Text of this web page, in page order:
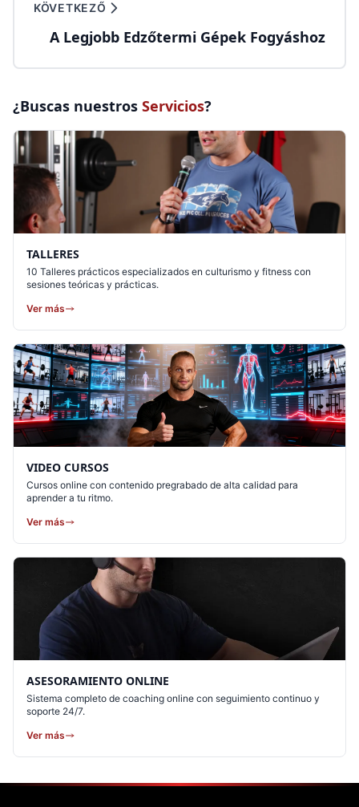
KÖVETKEZŐ
A Legjobb Edzőtermi Gépek Fogyáshoz
¿Buscas nuestros Servicios?
TALLERES
10 Talleres prácticos especializados en culturismo y fitness con
sesiones teóricas y prácticas.
Ver más
VIDEO CURSOS
Cursos online con contenido pregrabado de alta calidad para
aprender a tu ritmo.
Ver más
ASESORAMIENTO ONLINE
Sistema completo de coaching online con seguimiento continuo y
soporte 24/7.
Ver más